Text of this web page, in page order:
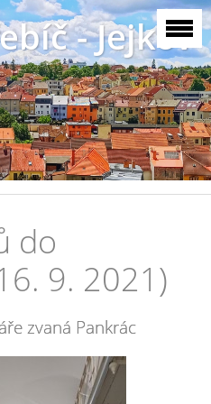
- Jejkov
do
9. 2021)
zvaná Pankrác